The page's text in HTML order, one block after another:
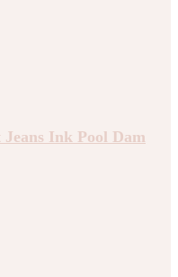
Ink Pool Dam